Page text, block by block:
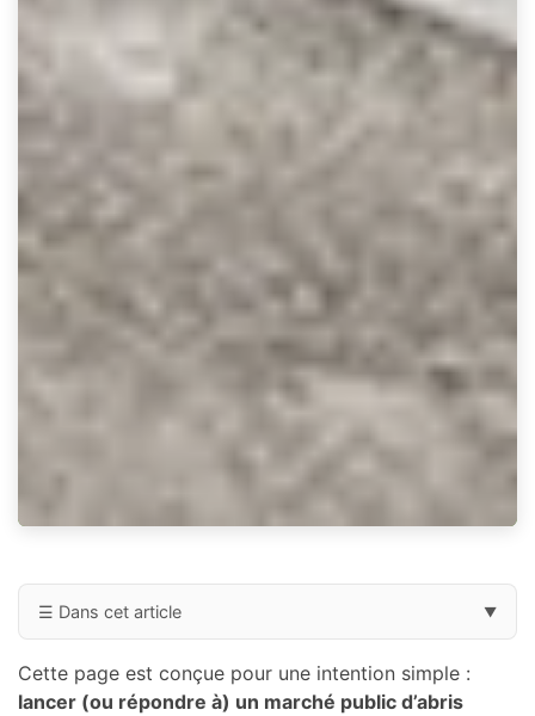
☰ Dans cet article ▼
Assistant de cadrage (6 questions) : votre
recommandation en 1 minute
Cette page est conçue pour une intention simple :
lancer (ou répondre à) un marché public d’abris